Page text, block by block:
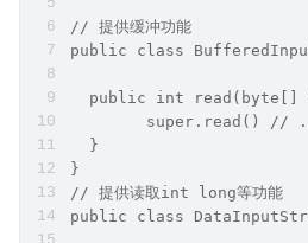
// 提供缓冲功能
public class
public int read(byte[]
super.read() //
  }
}
// 提供读取int long等功能
public class